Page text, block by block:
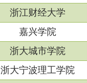
浙江财经大学
嘉兴学院
浙大城市学院
浙大宁波理工学院